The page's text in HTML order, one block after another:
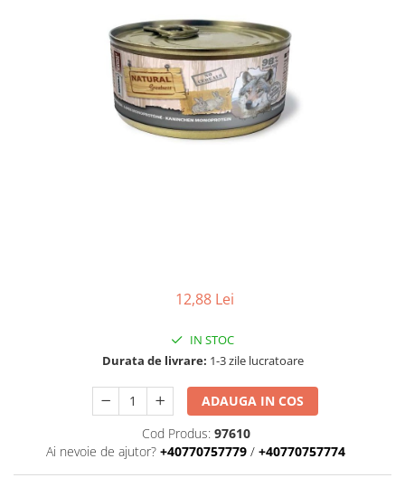
12,88 Lei
IN STOC
Durata de livrare: 1-3 zile lucratoare
ADAUGA IN COS
Cod Produs: 97610
Ai nevoie de ajutor? +40770757779 / +40770757774